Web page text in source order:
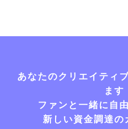
あなたのクリエイティ
ます
ファンと一緒に自
新しい資金調達の